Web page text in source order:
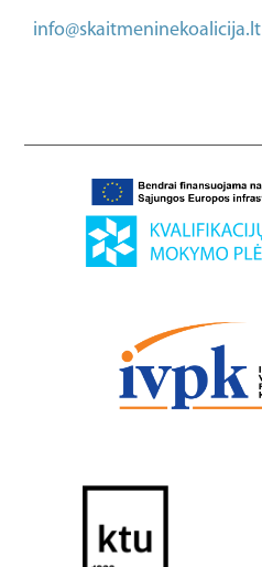
info@skaitmeninekoalicija.lt